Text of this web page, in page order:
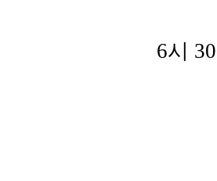
6시 30